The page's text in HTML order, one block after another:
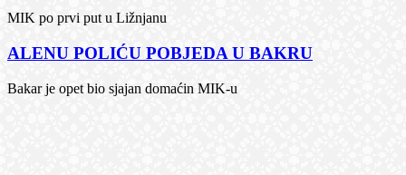
MIK po prvi put u Ližnjanu
ALENU POLIĆU POBJEDA U BAKRU
Bakar je opet bio sjajan domaćin MIK-u